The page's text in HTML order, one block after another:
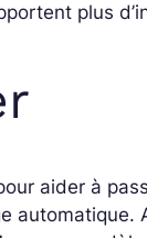
plus
aider à
automatique.